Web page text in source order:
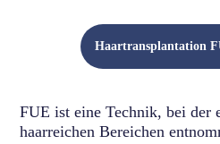
Haartransplantation
FUE ist eine Technik, bei der
haarreichen Bereichen